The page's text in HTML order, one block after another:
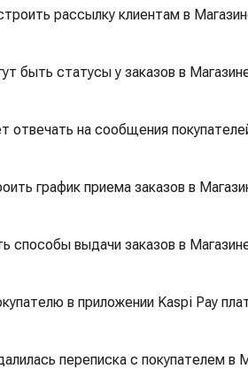
рассылку клиентам в
быть статусы у заказов в
отвечать на сообщения
график приема заказов в
способы выдачи заказов в
в приложении Kaspi Pay
переписка с покупателем в